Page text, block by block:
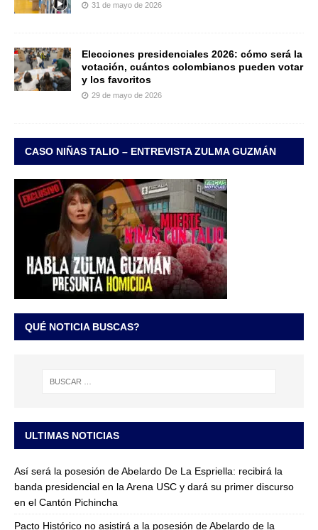
31 de mayo de 2026
Elecciones presidenciales 2026: cómo será la
votación, cuántos colombianos pueden votar
y los favoritos
29 de mayo de 2026
CASO NIÑAS TALIO – ENTREVISTA ZULMA GUZMÁN
QUÉ NOTICIA BUSCAS?
ULTIMAS NOTICIAS
Así será la posesión de Abelardo De La Espriella: recibirá la
banda presidencial en la Arena USC y dará su primer discurso
en el Cantón Pichincha
Pacto Histórico no asistirá a la posesión de Abelardo de la